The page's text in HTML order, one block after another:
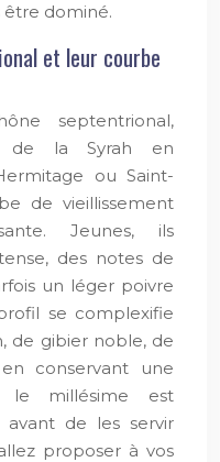
dominé.
et leur courbe
septentrional,
de la Syrah en
ou Saint-
de vieillissement
Jeunes, ils
des notes de
un léger poivre
se complexifie
de gibier noble, de
conservant une
le millésime est
avant de les servir
proposer à vos